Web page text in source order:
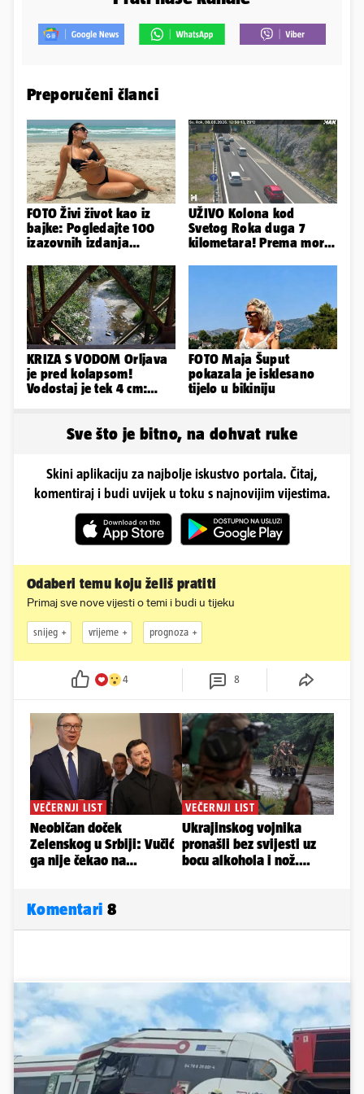
Preporučeni članci
FOTO Živi život kao iz
bajke: Pogledajte 100
izazovnih izdanja
UŽIVO Kolona kod
Svetog Roka duga 7
kilometara! Prema moru
KRIZA S VODOM Orljava
je pred kolapsom!
Vodostaj je tek 4 cm:
FOTO Maja Šuput
pokazala je isklesano
tijelo u bikiniju
Sve što je bitno, na dohvat ruke
Skini aplikaciju za najbolje iskustvo portala. Čitaj,
komentiraj i budi uvijek u toku s najnovijim vijestima.
Odaberi temu koju želiš pratiti
Primaj sve nove vijesti o temi i budi u tijeku
snijeg vrijeme prognoza
4 8
Komentari 8